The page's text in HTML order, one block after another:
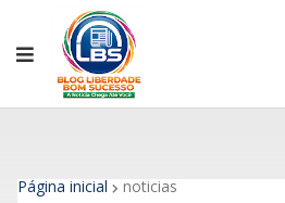
Página inicial noticias